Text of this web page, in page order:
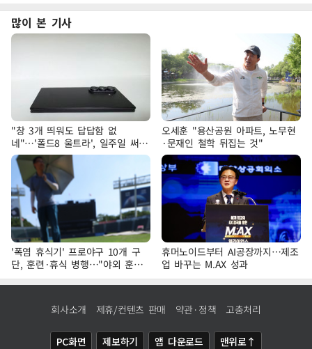
많이 본 기사
"창 3개 띄워도 답답함 없
네"…'폴드8 울트라', 일주일 써보
니
오세훈 "용산공원 아파트, 노무현
·문재인 철학 뒤집는 것"
'폭염 휴식기' 프로야구 10개 구
단, 훈련·휴식 병행…"야외 훈련
해도 안전 최우선"
휴머노이드부터 AI공장까지…제조
업 바꾸는 M.AX 성과
회사소개 제휴/컨텐츠 판매 약관·정책 고충처리
PC화면 제보하기 앱 다운로드 맨위로↑